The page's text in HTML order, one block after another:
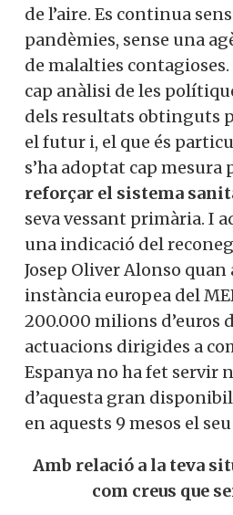
de l’aire. Es continua
pandèmies, sense una
de malalties
cap anàlisi de les
dels resultats obtinguts
el futur i, el que és
s’ha adoptat cap
reforçar el sistema
seva vessant primària. I
una indicació del
Josep Oliver Alonso quan
instància europea del
200.000 milions d’euros
actuacions dirigides a
Espanya no ha fet servir
d’aquesta gran
en aquests 9 mesos el
Amb relació a la teva
com creus que